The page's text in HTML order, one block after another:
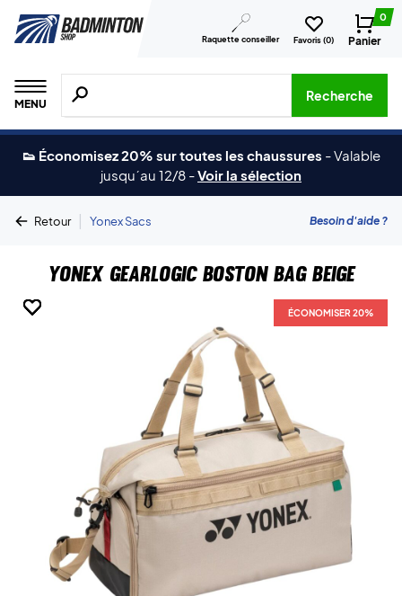
Raquette conseiller Favoris (0)
0
Panier
MENU
Recherche de produits, de marques, etc.
Recherche
👟 Économisez 20% sur toutes les chaussures -Valable
jusqu´au 12/8 -Voir la sélection
Retour | Yonex Sacs Besoin d'aide ?
Yonex Gearlogic Boston Bag Beige
ÉCONOMISER 20%
ÉCONOMISER 20%
ÉCONOMISER 20%
ÉCONOMISER 20%
ÉCONOMISER 20%
ÉCONOMISER 20%
ÉCONOMISER 20%
ÉCONOMISER 20%
ÉCONOMISER 20%
ÉCONOMISER 20%